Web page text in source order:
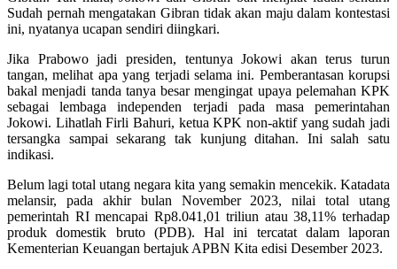
Sudah pernah mengatakan Gibran tidak akan maju dalam kontestasi
ini, nyatanya ucapan sendiri diingkari.
Jika Prabowo jadi presiden, tentunya Jokowi akan terus turun
tangan, melihat apa yang terjadi selama ini. Pemberantasan korupsi
bakal menjadi tanda tanya besar mengingat upaya pelemahan KPK
sebagai lembaga independen terjadi pada masa pemerintahan
Jokowi. Lihatlah Firli Bahuri, ketua KPK non-aktif yang sudah jadi
tersangka sampai sekarang tak kunjung ditahan. Ini salah satu
indikasi.
Belum lagi total utang negara kita yang semakin mencekik. Katadata
melansir, pada akhir bulan November 2023, nilai total utang
pemerintah RI mencapai Rp8.041,01 triliun atau 38,11% terhadap
produk domestik bruto (PDB). Hal ini tercatat dalam laporan
Kementerian Keuangan bertajuk APBN Kita edisi Desember 2023.